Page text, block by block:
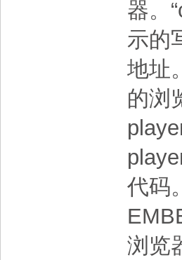
器。
示的
地址
的浏
代码。
浏览